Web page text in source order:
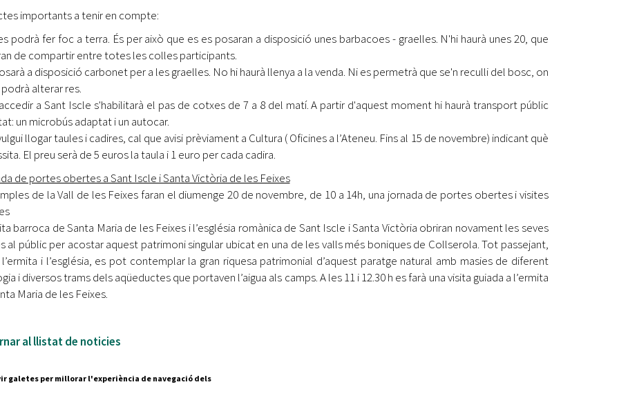
importants a tenir en compte:
podrà fer foc a terra. És per això que es es posaran a disposició unes barbacoes - graelles. N'hi haurà unes 20, que
de compartir entre totes les colles participants.
a disposició carbonet per a les graelles. No hi haurà llenya a la venda. Ni es permetrà que se'n reculli del bosc, on
alterar res.
a Sant Iscle s'habilitarà el pas de cotxes de 7 a 8 del matí. A partir d'aquest moment hi haurà transport públic
un microbús adaptat i un autocar.
llogar taules i cadires, cal que avisi prèviament a Cultura ( Oficines a l’Ateneu. Fins al 15 de novembre) indicant què
El preu serà de 5 euros la taula i 1 euro per cada cadira.
de portes obertes a Sant Iscle i Santa Victòria de les Feixes
de la Vall de les Feixes faran el diumenge 20 de novembre, de 10 a 14h, una jornada de portes obertes i visites
barroca de Santa Maria de les Feixes i l’església romànica de Sant Iscle i Santa Victòria obriran novament les seves
al públic per acostar aquest patrimoni singular ubicat en una de les valls més boniques de Collserola. Tot passejant,
i l’església, es pot contemplar la gran riquesa patrimonial d’aquest paratge natural amb masies de diferent
i diversos trams dels aqüeductes que portaven l’aigua als camps. A les 11 i 12.30 h es farà una visita guiada a l’ermita
Maria de les Feixes.
al llistat de noticies
galetes per millorar l'experiència de navegació dels